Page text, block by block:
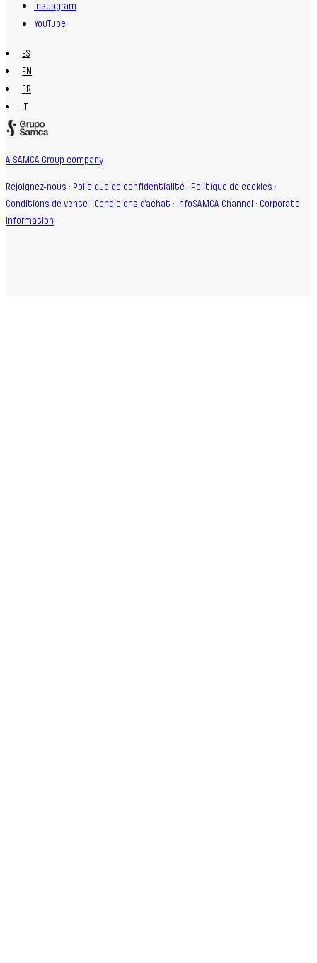
Instagram
YouTube
ES
EN
FR
IT
A SAMCA Group company
Rejoignez-nous · Politique de confidentialité · Politique de cookies ·
Conditions de vente · Conditions d'achat · InfoSAMCA Channel · Corporate
information